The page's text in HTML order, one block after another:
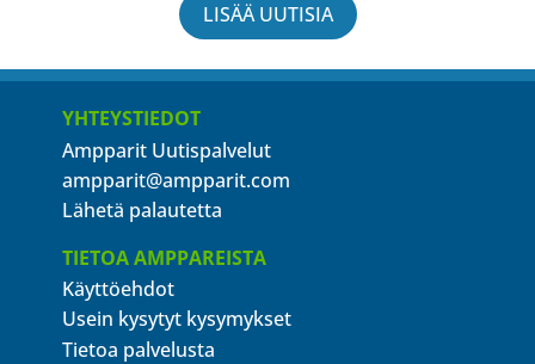
LISÄÄ UUTISIA
YHTEYSTIEDOT
Ampparit Uutispalvelut
ampparit@ampparit.com
Lähetä palautetta
TIETOA AMPPAREISTA
Käyttöehdot
Usein kysytyt kysymykset
Tietoa palvelusta